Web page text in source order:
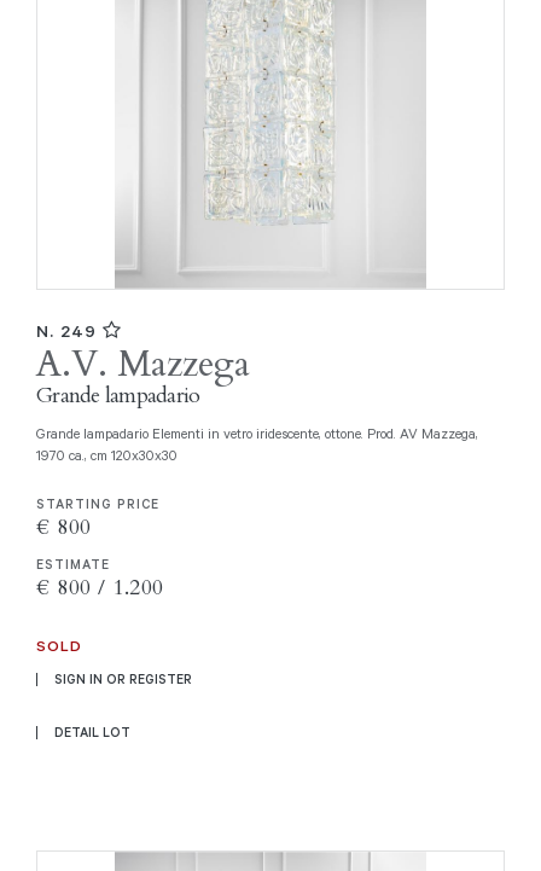
N. 249
A.V. Mazzega
Grande lampadario
Grande lampadario Elementi in vetro iridescente, ottone. Prod. AV Mazzega,
1970 ca., cm 120x30x30
STARTING PRICE
€ 800
ESTIMATE
€ 800 / 1.200
SOLD
SIGN IN OR REGISTER
DETAIL LOT